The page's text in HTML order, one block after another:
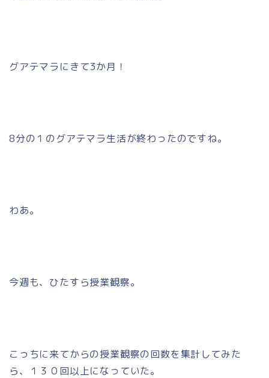
グアテマラにきて3か月！
8分の１のグアテマラ生活が終わったのですね。
わあ。
今週も、ひたすら授業観察。
こっちに来てからの授業観察の回数を集計してみた
ら、１３０回以上になっていた。